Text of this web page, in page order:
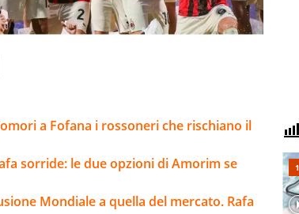
a Fofana i rossoneri che rischiano il
sorride: le due opzioni di Amorim se
Mondiale a quella del mercato. Rafa